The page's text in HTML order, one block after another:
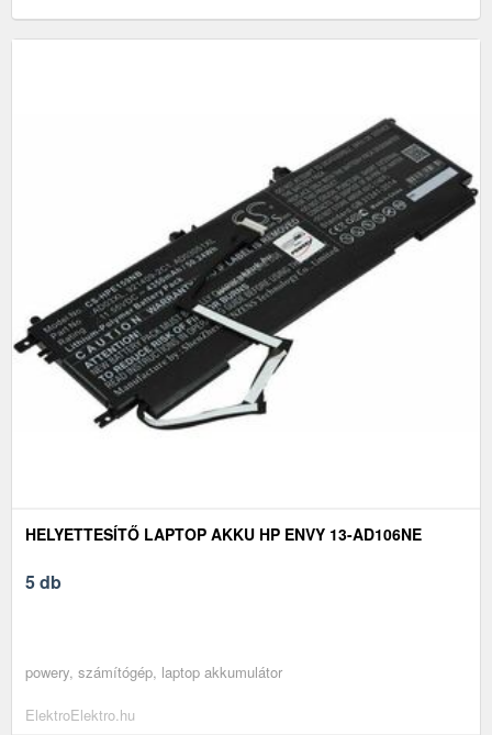
HELYETTESÍTŐ LAPTOP AKKU HP ENVY 13-AD106NE
5 db
powery, számítógép, laptop akkumulátor
ElektroElektro.hu